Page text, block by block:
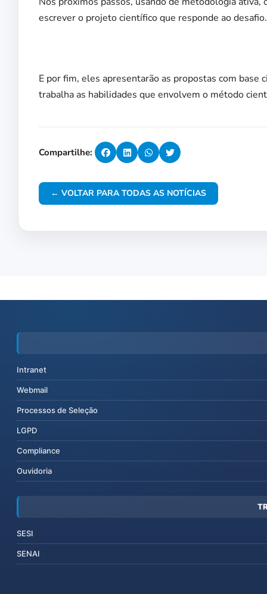
escrever o projeto científico que responde ao desafio.
E por fim, eles apresentarão as propostas com
trabalha as habilidades que envolvem o método
Compartilhe:
← VOLTAR PARA TODAS AS NOTÍCIAS
Intranet
Webmail
Processos de Seleção
LGPD
Compliance
Ouvidoria
SESI
SENAI